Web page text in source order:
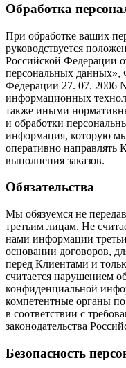
Обработка
При обработке ваших
руководствуется
Российской Федерации
персональных данных»,
Федерации 27. 07. 2006
информационных
также иными
и обработки
информация, которую
оперативно направлять
выполнения заказов.
Обязательства
Мы обязуемся не
третьим лицам. Не
нами информации
основании договоров,
перед Клиентами и
считается нарушением
конфиденциальной
компетентные органы
в соответствии с
законодательства
Безопасность